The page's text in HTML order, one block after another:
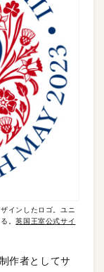
インしたロゴ。ユニ
。英国王室公式サイ
作者としてサ